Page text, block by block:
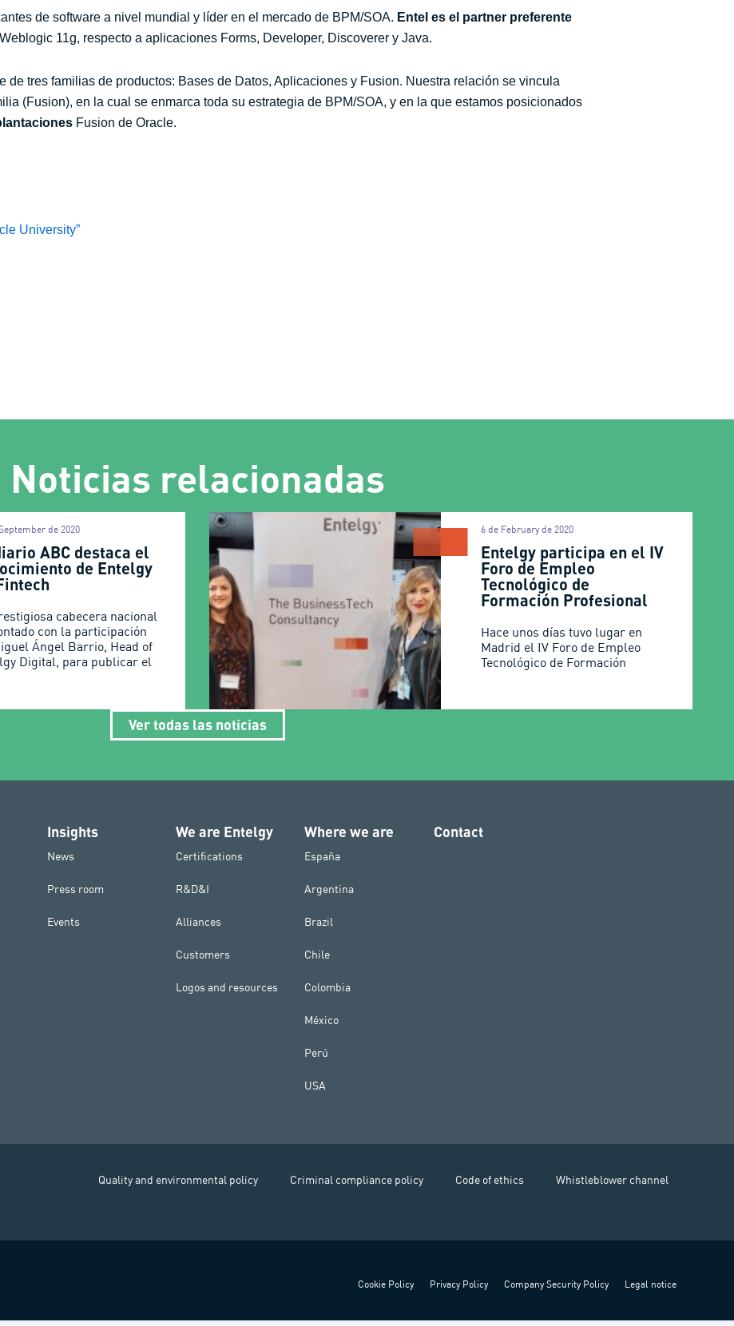
de software a nivel mundial y líder en el mercado de BPM/SOA. Entel es el partner preferente
11g, respecto a aplicaciones Forms, Developer, Discoverer y Java.
de tres familias de productos: Bases de Datos, Aplicaciones y Fusion. Nuestra relación se vincula
(Fusion), en la cual se enmarca toda su estrategia de BPM/SOA, y en la que estamos posicionados
Fusion de Oracle.
University”
Noticias relacionadas
ABC destaca el
de Entelgy
de 2020
cabecera nacional
con la participación
Ángel Barrio, Head of
Digital, para publicar el
Entelgy participa en el IV
Foro de Empleo
Tecnológico de
Formación Profesional
6 de February de 2020
Hace unos días tuvo lugar en
Madrid el IV Foro de Empleo
Tecnológico de Formación
Ver todas las noticias
Insights
News
Press room
Events
We are Entelgy
Certifications
R&D&I
Alliances
Customers
Logos and resources
Where we are
España
Argentina
Brazil
Chile
Colombia
México
Perú
USA
Contact
Quality and environmental policy Criminal compliance policy Code of ethics Whistleblower channel
Cookie Policy Privacy Policy Company Security Policy Legal notice